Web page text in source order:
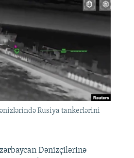
Rusiya tankerlərini
Dənizçilərinə